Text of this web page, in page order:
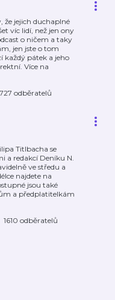
že jejich duchaplné
víc lidí, než jen ony
o ničem a taky
jen jste o tom
každý pátek a jeho
Více na
727 odběratelů
Titlbacha se
a redakcí Deníku N.
ve středu a
najdete na
jsou také
a předplatitelkám
1610 odběratelů